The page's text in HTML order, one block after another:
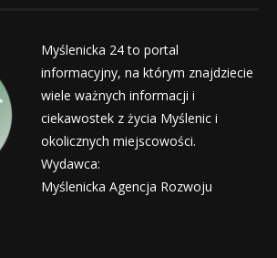
Myślenicka 24 to portal
informacyjny, na którym znajdziecie
wiele ważnych informacji i
ciekawostek z życia Myślenic i
okolicznych miejscowości.
Wydawca:
Myślenicka Agencja Rozwoju